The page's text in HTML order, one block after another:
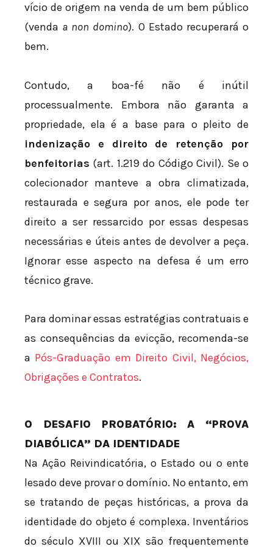
vício de origem na venda de um bem público
(venda a non domino). O Estado recuperará o
bem.
Contudo, a boa-fé não é inútil
processualmente. Embora não garanta a
propriedade, ela é a base para o pleito de
indenização e direito de retenção por
benfeitorias (art. 1.219 do Código Civil). Se o
colecionador manteve a obra climatizada,
restaurada e segura por anos, ele pode ter
direito a ser ressarcido por essas despesas
necessárias e úteis antes de devolver a peça.
Ignorar esse aspecto na defesa é um erro
técnico grave.
Para dominar essas estratégias contratuais e
as consequências da evicção, recomenda-se
a Pós-Graduação em Direito Civil, Negócios,
Obrigações e Contratos.
O DESAFIO PROBATÓRIO: A “PROVA
DIABÓLICA” DA IDENTIDADE
Na Ação Reivindicatória, o Estado ou o ente
lesado deve provar o domínio. No entanto, em
se tratando de peças históricas, a prova da
identidade do objeto é complexa. Inventários
do século XVIII ou XIX são frequentemente